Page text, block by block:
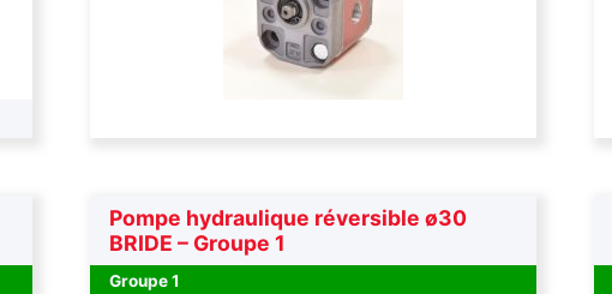
Pompe hydraulique réversible ø30
BRIDE – Groupe 1
Groupe 1